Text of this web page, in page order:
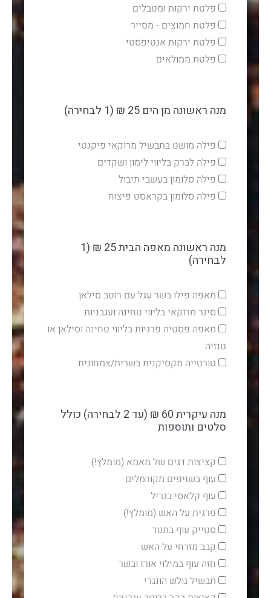
פלטת ירקות ומטבלים
פלטת חמוצים - מסייר
פלטת ירקות אנטיפסטי
פלטת ממולאים
מנה ראשונה מן הים 25 ₪ (1 לבחירה)
פילה מושט בתבשיל מרוקאי פיקנטי
פילה לברק בליווי לימון ושקדים
פילה סלומון בעשבי תיבול
פילה סלומון בקראסט פיצוח
מנה ראשונה מאפה הבית 25 ₪ (1
לבחירה)
מאפה פילו בשר עגל עם רוטב סילאן
סיגר מרוקאי בליווי טחינה ועגבניות
מאפה פסטיה פרגיות בליווי טחינה וסילאן או
טנזיה
טורטייה מקסיקנית בשרית/צמחונית
מנה עיקרית 60 ₪ (עד 2 לבחירה) כולל
סלטים ותוספות
קציצות דגים של מאמא (מומלץ!)
עוף בשזיפים מקורמלים
עוף קלאסי בגריל
פרגית על האש (מומלץ!)
סטייק עוף בתנור
קבב מזרחי על האש
חזה עוף במילוי אורז ובשר
תבשיל גולש הונגרי